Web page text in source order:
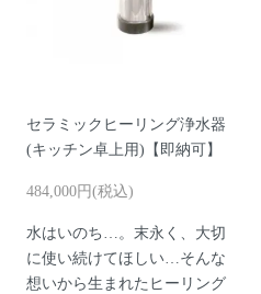
セラミックヒーリング浄水器
(キッチン卓上用)【即納可】
484,000円(税込)
水はいのち…。末永く、大切
に使い続けてほしい…そんな
想いから生まれたヒーリング